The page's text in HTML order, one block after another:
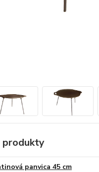
produkty
panvica 45 cm